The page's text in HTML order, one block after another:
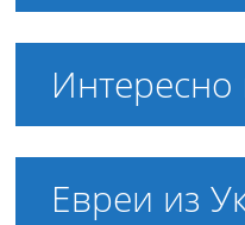
Интересно
Евреи из